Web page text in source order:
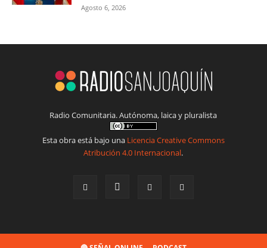
Agosto 6, 2026
Radio Comunitaria. Autónoma, laica y pluralista
Esta obra está bajo una Licencia Creative Commons
Atribución 4.0 Internacional.